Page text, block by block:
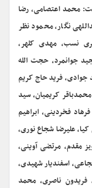
محمد اعتصامی، رضا
نگار، محمود نظر
نسب، مهدی کلهر،
جوانمرد، حجت الله
فرید حاج کریم
کریمیان، سید
فخردینی، ابراهیم
علیرضا شجاع نوری،
مقدم، مرتضی آوینی،
اسفندیار شهیدی،
ناصری، محمد